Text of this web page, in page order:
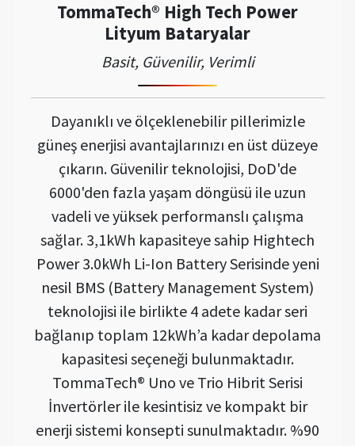
TommaTech® High Tech Power
Lityum Bataryalar
Basit, Güvenilir, Verimli
Dayanıklı ve ölçeklenebilir pillerimizle
güneş enerjisi avantajlarınızı en üst düzeye
çıkarın. Güvenilir teknolojisi, DoD'de
6000'den fazla yaşam döngüsü ile uzun
vadeli ve yüksek performanslı çalışma
sağlar. 3,1kWh kapasiteye sahip Hightech
Power 3.0kWh Li-Ion Battery Serisinde yeni
nesil BMS (Battery Management System)
teknolojisi ile birlikte 4 adete kadar seri
bağlanıp toplam 12kWh’a kadar depolama
kapasitesi seçeneği bulunmaktadır.
TommaTech® Uno ve Trio Hibrit Serisi
İnvertörler ile kesintisiz ve kompakt bir
enerji sistemi konsepti sunulmaktadır. %90